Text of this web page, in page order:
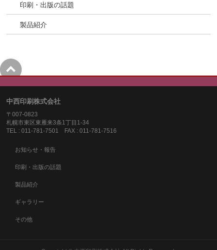
印刷・出版の話題
製品紹介
中西印刷株式会社
〒007-0823
札幌市東区東雁来3条1丁目1-34
TEL : 011-781-7501 FAX : 011-781-7516
お知らせ・報告
印刷・出版の話題
製品紹介
ギャラリー
その他